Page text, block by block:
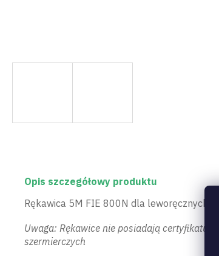
Opis szczegółowy produktu
Rękawica 5M FIE 800N dla leworęcznych
Uwaga: Rękawice nie posiadają certyfikatu
szermierczych